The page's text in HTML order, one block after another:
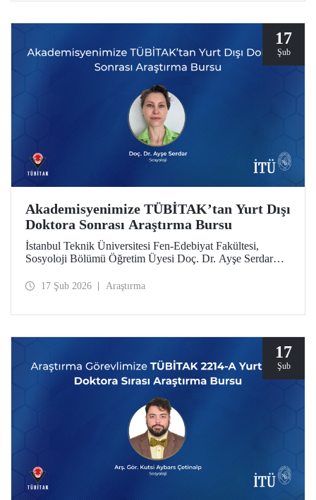
17
Şub
Akademisyenimize TÜBİTAK’tan Yurt Dışı
Doktora Sonrası Araştırma Bursu
İstanbul Teknik Üniversitesi Fen-Edebiyat Fakültesi,
Sosyoloji Bölümü Öğretim Üyesi Doç. Dr. Ayşe Serdar
Programı kapsamında desteklenmeye hak kazandı.
17 Şub 2026 Araştırma
17
Şub